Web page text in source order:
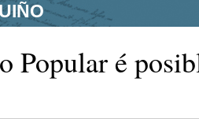
Popular é